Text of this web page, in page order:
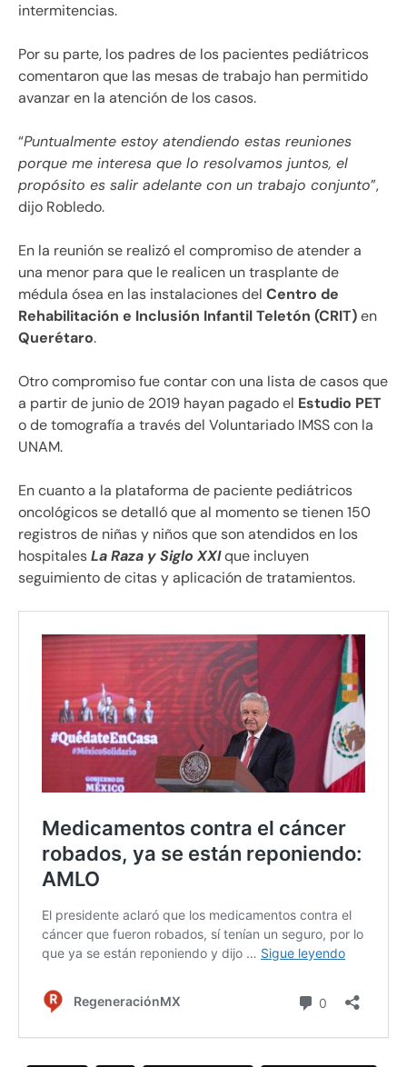
intermitencias.
Por su parte, los padres de los pacientes pediátricos
comentaron que las mesas de trabajo han permitido
avanzar en la atención de los casos.
“Puntualmente estoy atendiendo estas reuniones
porque me interesa que lo resolvamos juntos, el
propósito es salir adelante con un trabajo conjunto”,
dijo Robledo.
En la reunión se realizó el compromiso de atender a
una menor para que le realicen un trasplante de
médula ósea en las instalaciones del Centro de
Rehabilitación e Inclusión Infantil Teletón (CRIT)en
Querétaro.
Otro compromiso fue contar con una lista de casos que
a partir de junio de 2019 hayan pagado el Estudio PET
o de tomografía a través del Voluntariado IMSS con la
UNAM.
En cuanto a la plataforma de paciente pediátricos
oncológicos se detalló que al momento se tienen 150
registros de niñas y niños que son atendidos en los
hospitalesLa Raza y Siglo XXIque incluyen
seguimiento de citas y aplicación de tratamientos.